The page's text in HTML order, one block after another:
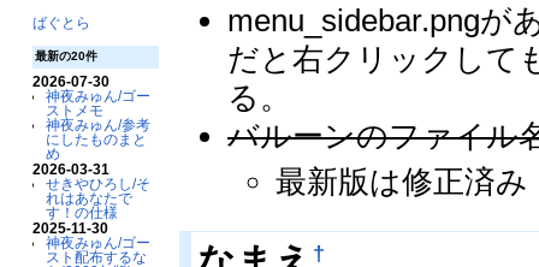
ばぐとら
最新の20件
2026-07-30
神夜みゅん/ゴー
ストメモ
神夜みゅん/参考
にしたものまと
め
2026-03-31
せきやひろし/そ
れはあなたで
す！の仕様
2025-11-30
神夜みゅん/ゴー
スト配布するな
menu_sidebar.pngが
だと右クリックして
る。
バルーンのファイル
最新版は修正済み
†